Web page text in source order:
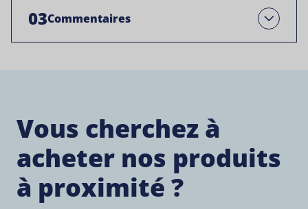
03Commentaires Open
Vous cherchez à
acheter nos produits
à proximité ?